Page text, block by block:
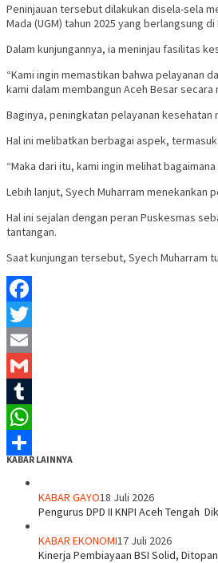
Peninjauan tersebut dilakukan disela-sela
Mada (UGM) tahun 2025 yang berlangsung
Dalam kunjungannya, ia meninjau fasilitas
“Kami ingin memastikan bahwa pelayanan
kami dalam membangun Aceh Besar secara
Baginya, peningkatan pelayanan
Hal ini melibatkan berbagai aspek,
“Maka dari itu, kami ingin melihat
Lebih lanjut, Syech Muharram
Hal ini sejalan dengan peran Puskesmas
tantangan.
Saat kunjungan tersebut, Syech Muharram
Facebook
Twitter
Email
Gmail
Tumblr
WhatsApp
KABAR LAINNYA
KABAR GAYO18 Juli 2026
‎Pengurus DPD II KNPI Aceh Tengah
KABAR EKONOMI17 Juli 2026
Kinerja Pembiayaan BSI Solid,